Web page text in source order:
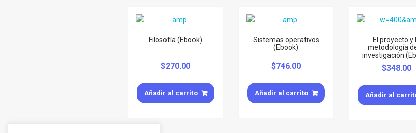
Filosofía (Ebook)
$270.00
Añadir al carrito
Sistemas operativos
(Ebook)
$746.00
Añadir al carrito
El proyecto y
metodología
investigación
$348.00
Añadir al